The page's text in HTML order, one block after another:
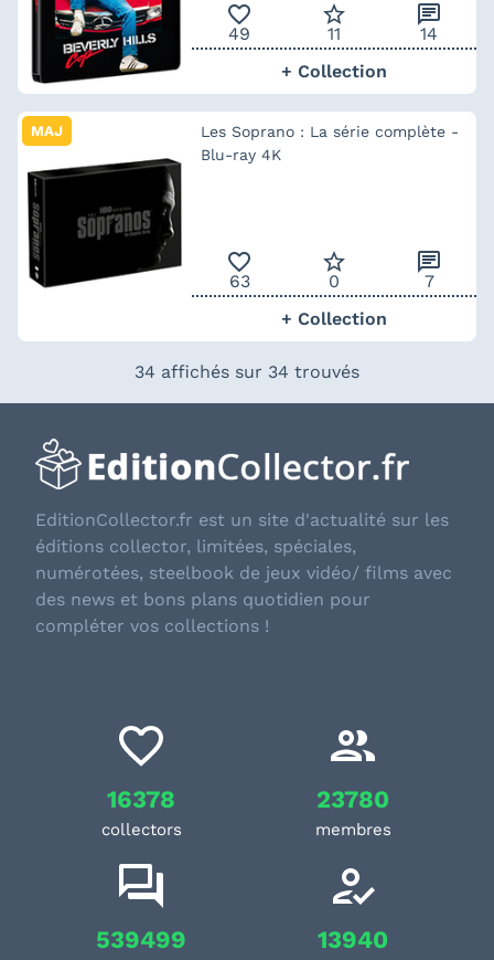
favorite_outline
49
star_border
11
chat
14
+ Collection
MAJ
Les Soprano : La série complète -
Blu-ray 4K
favorite_outline
63
star_border
0
chat
7
+ Collection
34 affichés sur 34 trouvés
EditionCollector.fr est un site d'actualité sur les
éditions collector, limitées, spéciales,
numérotées, steelbook de jeux vidéo/ films avec
des news et bons plans quotidien pour
compléter vos collections !
16378
collectors
23780
membres
539499 13940